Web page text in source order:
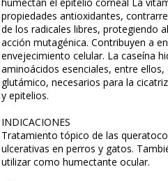
propiedades antioxidantes,
de los radicales libres, protegiendo
acción mutagénica. Contribuyen a
envejecimiento celular. La caseína
aminoácidos esenciales, entre ellos,
glutámico, necesarios para la
y epitelios.
INDICACIONES
Tratamiento tópico de las
ulcerativas en perros y gatos.
utilizar como humectante ocular.